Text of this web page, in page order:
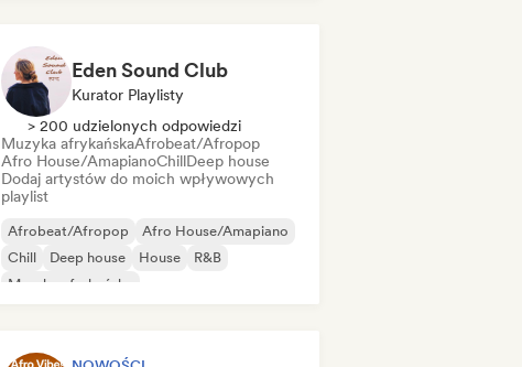
Eden Sound Club
Kurator Playlisty
> 200 udzielonych odpowiedzi
Muzyka afrykańskaAfrobeat/Afropop
Afro House/AmapianoChillDeep house
Dodaj artystów do moich wpływowych
playlist
Afrobeat/Afropop
Afro House/Amapiano
Chill
Deep house House
R&B
Muzyka afrykańska